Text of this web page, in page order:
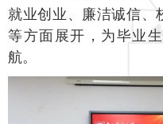
就业创业、廉洁诚信、
等方面展开，为毕业
航。